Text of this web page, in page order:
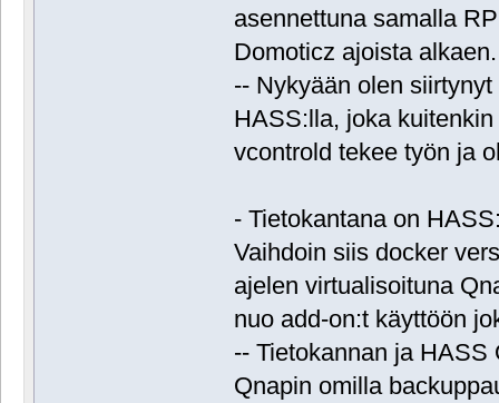
asennettuna samalla
Domoticz ajoista alkaen.
-- Nykyään olen
HASS:lla, joka
vcontrold tekee työn ja
- Tietokantana on
Vaihdoin siis docker
ajelen virtualisoituna
nuo add-on:t käyttöön
-- Tietokannan ja
Qnapin omilla